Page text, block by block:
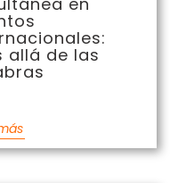
allá de las